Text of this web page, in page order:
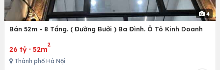
4
Bán 52m - 8 Tầng. ( Đường Bưởi ) Ba Đình. Ô Tô Kinh Doanh
26 tỷ · 52m
2
Thành phố Hà Nội